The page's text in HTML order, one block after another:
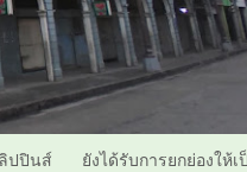
ปินส์ ยังได้รับการยกย่องให้เ